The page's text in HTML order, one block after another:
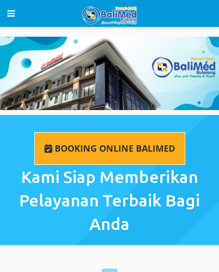
BOOKING ONLINE BALIMED
Kami Siap Memberikan
Pelayanan Terbaik Bagi
Anda